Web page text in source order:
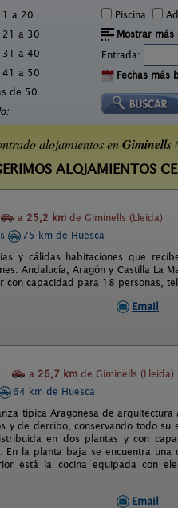
1 a 20
21 a 30
31 a 40
41 a 50
de 50
Piscina
Mostrar más
Entrada:
Fechas más
alojamientos enGiminells
ALOJAMIENTOS
a 25,2 km de Giminells (Lleida)
75 km de Huesca
y cálidas habitaciones que
Andalucía, Aragón y Castilla La
con capacidad para 18 personas,
Email
a 26,7 km de Giminells (Lleida)
64 km de Huesca
típica Aragonesa de
y de derribo, conservando todo su
en dos plantas y con
la planta baja se encuentra
está la cocina equipada con
Email